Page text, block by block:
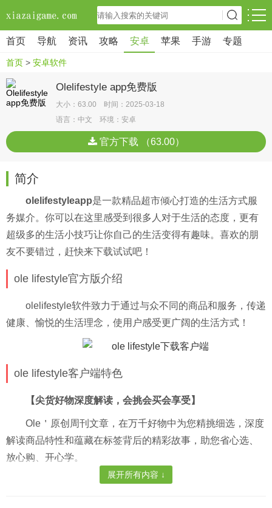
首页 导航 资讯 攻略 安卓 苹果 手游 专题
首页 > 安卓软件
Olelifestyle app免费版
大小：63.00 时间：2025-03-18
语言：中文 环境：安卓
官方下载 （63.00）
简介
olelifestyleapp是一款精品超市倾心打造的生活方式服
务媒介。你可以在这里感受到很多人对于生活的态度，更有
超级多的生活小技巧让你自己的生活变得有趣味。喜欢的朋
友不要错过，赶快来下载试试吧！
ole lifestyle官方版介绍
olelifestyle软件致力于通过与众不同的商品和服务，传递
健康、愉悦的生活理念，使用户感受更广阔的生活方式！
ole lifestyle客户端特色
【尖货好物深度解读，会挑会买会享受】
Ole＇原创周刊文章，在万千好物中为您精挑细选，深度
解读商品特性和蕴藏在标签背后的精彩故事，助您省心选、
放心购、开心学。
【全球精选潮流商品，足不出户尽在掌握】
展开所有内容 ↓